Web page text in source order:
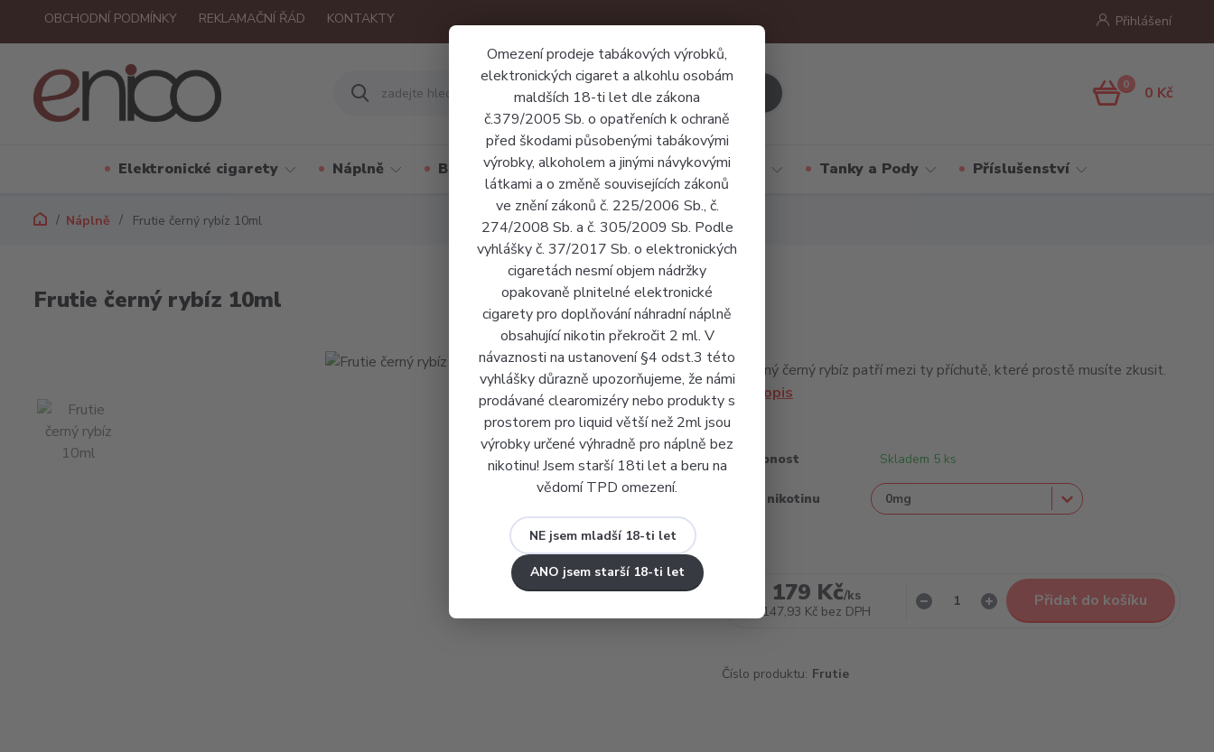
Omezení prodeje tabákových výrobků,
elektronických cigaret a alkohlu osobám
maldších 18-ti let dle zákona
č.379/2005 Sb. o opatřeních k ochraně
před škodami působenými tabákovými
výrobky, alkoholem a jinými návykovými
látkami a o změně souvisejících zákonů
ve znění zákonů č. 225/2006 Sb., č.
274/2008 Sb. a č. 305/2009 Sb. Podle
vyhlášky č. 37/2017 Sb. o elektronických
cigaretách nesmí objem nádržky
opakovaně plnitelné elektronické
cigarety pro doplňování náhradní náplně
obsahující nikotin překročit 2 ml. V
návaznosti na ustanovení §4 odst.3 této
vyhlášky důrazně upozorňujeme, že námi
prodávané clearomizéry nebo produkty s
prostorem pro liquid větší než 2ml jsou
výrobky určené výhradně pro náplně bez
nikotinu! Jsem starší 18ti let a beru na
vědomí TPD omezení.
NE jsem mladší 18-ti let
ANO jsem starší 18-ti let
OBCHODNÍ PODMÍNKY REKLAMAČNÍ ŘÁD KONTAKTY Přihlášení
0 0 Kč
Elektronické cigarety Náplně Báze a příchutě Jednorázové cigarety Tanky a Pody Příslušenství
Náplně Frutie černý rybíz 10ml
Frutie černý rybíz 10ml
Oblíbený černý rybíz patří mezi ty příchutě, které prostě musíte zkusit.
celý popis
Dostupnost Skladem 5 ks
Obsah nikotinu
179 Kč/ks
147,93 Kč bez DPH
Přidat do košíku
Číslo produktu: Frutie